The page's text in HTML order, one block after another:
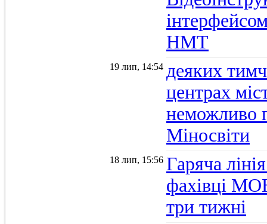
НМТ
19 лип, 14:54 деяких
центрах
неможливо
Міносвіти
18 лип, 15:56 Гаряча
фахівці
три тижні